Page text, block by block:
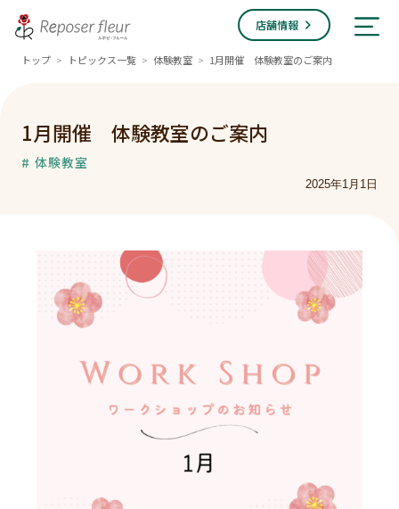
店舗情報
トップ > トピックス一覧 > 体験教室 > 1月開催 体験教室のご案内
1月開催 体験教室のご案内
# 体験教室
2025年1月1日